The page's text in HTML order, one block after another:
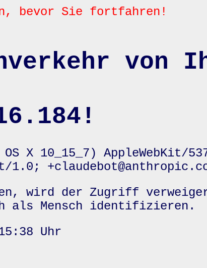
bevor Sie fortfahren!
von
X 10_15_7) AppleWebKit/
1.0;
wird der Zugriff
als Mensch identifizieren.
Uhr